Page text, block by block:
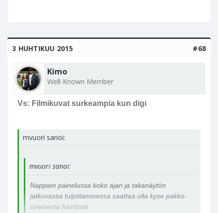
3 HUHTIKUU 2015 #68
Kimo
Well-Known Member
Vs: Filmikuvat surkeampia kun digi
mvuori sanoi:
mvuori sanoi:
Nappien painelussa koko ajan ja takanäytön
jatkuvassa tuijottamisessa saattaa olla kyse pakko-
oireisesta häiriöstä